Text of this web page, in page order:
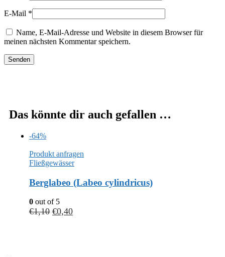
E-Mail *
Name, E-Mail-Adresse und Website in diesem Browser für
meinen nächsten Kommentar speichern.
Das könnte dir auch gefallen …
-64%
Produkt anfragen
Fließgewässer
Berglabeo (Labeo cylindricus)
0 out of 5
€1,10 €0,40